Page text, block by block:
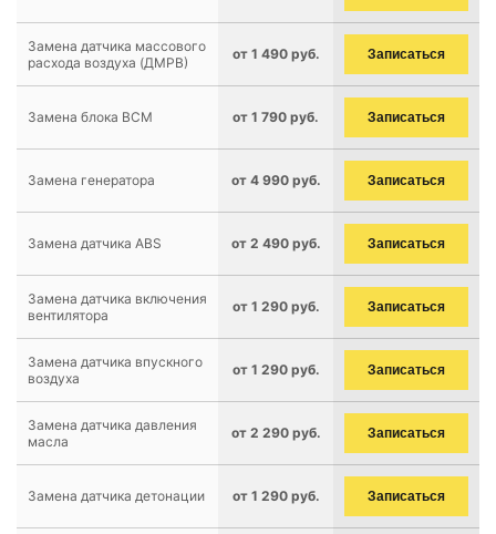
Замена датчика массового
расхода воздуха (ДМРВ)
от 1 490 руб. Записаться
Замена блока BCM от 1 790 руб. Записаться
Замена генератора от 4 990 руб. Записаться
Замена датчика ABS от 2 490 руб. Записаться
Замена датчика включения
вентилятора
от 1 290 руб. Записаться
Замена датчика впускного
воздуха
от 1 290 руб. Записаться
Замена датчика давления
масла
от 2 290 руб. Записаться
Замена датчика детонации от 1 290 руб. Записаться